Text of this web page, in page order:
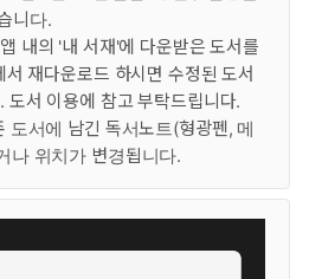
니다.
내의 '내 서재'에 다운받은 도서를
재다운로드 하시면 수정된 도서
도서 이용에 참고 부탁드립니다.
도서에 남긴 독서노트(형광펜, 메
나 위치가 변경됩니다.